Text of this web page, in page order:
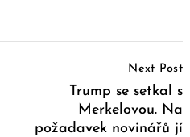
Next Post
Trump se setkal s
Merkelovou. Na
požadavek novinářů jí